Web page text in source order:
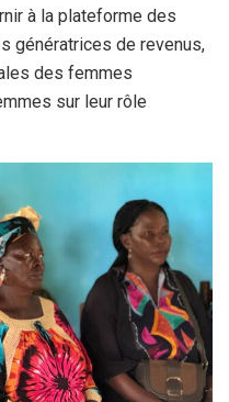
à la plateforme des
génératrices de revenus,
des femmes
sur leur rôle